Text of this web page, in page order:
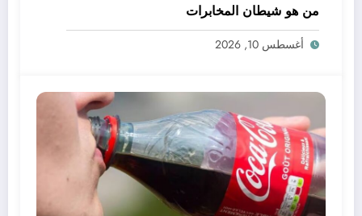
من هو شيطان المخابرات
أغسطس 10, 2026